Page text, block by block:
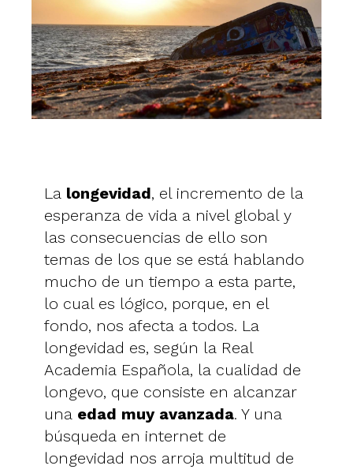
La longevidad, el incremento de la
esperanza de vida a nivel global y
las consecuencias de ello son
temas de los que se está hablando
mucho de un tiempo a esta parte,
lo cual es lógico, porque, en el
fondo, nos afecta a todos. La
longevidad es, según la Real
Academia Española, la cualidad de
longevo, que consiste en alcanzar
una edad muy avanzada. Y una
búsqueda en internet de
longevidad nos arroja multitud de